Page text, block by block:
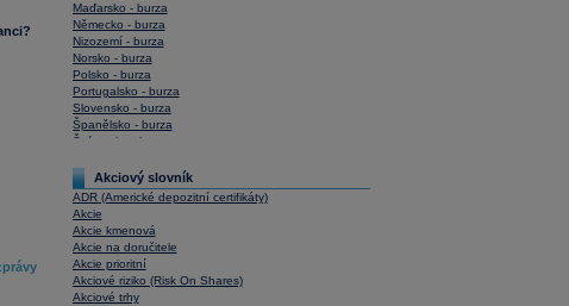
Maďarsko - burza
Německo - burza
Nizozemí - burza
Norsko - burza
Polsko - burza
Portugalsko - burza
Slovensko - burza
Španělsko - burza
Švýcarsko - burza
Akciový slovník
ADR (Americké depozitní certifikáty)
Akcie
Akcie kmenová
Akcie na doručitele
Akcie prioritní
Akciové riziko (Risk On Shares)
Akciové trhy